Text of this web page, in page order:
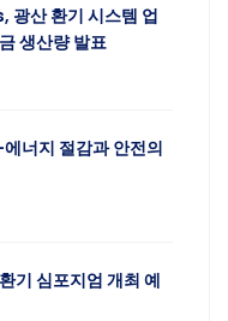
산 환기 시스템 업
생산량 발표
너지 절감과 안전의
기 심포지엄 개최 예